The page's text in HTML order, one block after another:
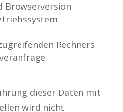
Browserversion
Rechners
dieser Daten mit
wird nicht